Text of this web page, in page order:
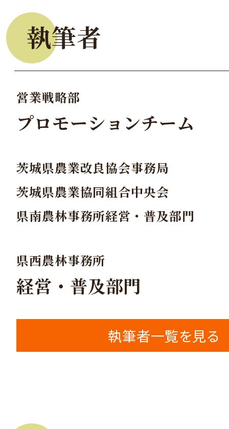
執筆者
営業戦略部
プロモーションチーム
茨城県農業改良協会事務局
茨城県農業協同組合中央会
県南農林事務所経営・普及部門
県西農林事務所
経営・普及部門
執筆者一覧を見る